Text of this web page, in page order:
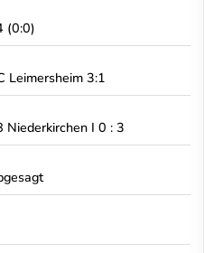
(0:0)
Leimersheim 3:1
Niederkirchen I 0 : 3